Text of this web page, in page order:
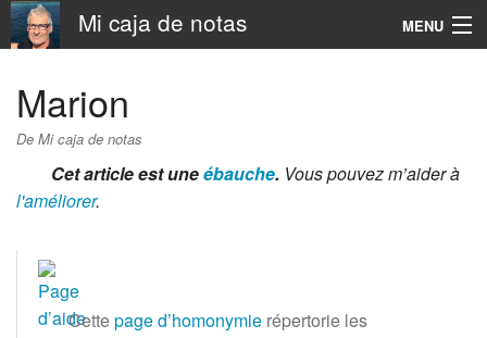
Mi caja de notas MENU
Marion
De Mi caja de notas
Cet article est uneébauche. Vous pouvez m’aider à
l'améliorer.
Cettepage d’homonymie répertorie les